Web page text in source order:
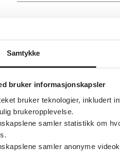
Samtykke
bruker informasjonskapsler
bruker teknologier, inkludert
brukeropplevelse.
samler statistikk om
samler anonyme
flertallet av
bruker
for sentrenes tjenester,
Folkehelseinstituttet.
Straiton tror forskjellene
større barrierer for å
sentre (DPS) ved behov.